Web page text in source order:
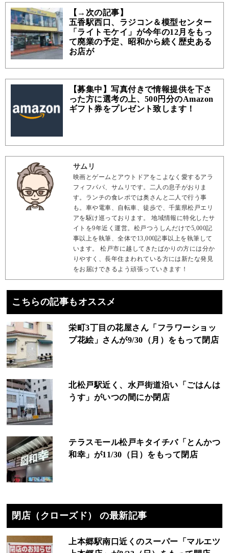
【→次の記事】
五香駅西口、ラジコン＆模型センター
「ライトモケイ」が今年の12月をもっ
て廃業の予定、昭和から続く歴史ある
お店が
【募集中】写真付きで情報提供を下さ
った方に選考の上、500円分のAmazon
ギフト券をプレゼント致します！
サムリ
映画とゲームとアウトドアをこよなく愛するアラ
フィフパパ、サムリです。二人の息子がおりま
す。ランチの食レポでは奥さんと二人で行う事
も。車や電車、自転車、徒歩で、千葉県松戸エリ
アを駆け巡っております。 地域情報に特化したサ
イトを9年近く運営。松戸つうしんだけで5,000記
事以上を執筆、全体で13,000記事以上を執筆して
います。 松戸市に越してきたばかりの方には分か
りやすく、長年住まわれている方には新たな発見
をお届けできるよう頑張っていきます！
こちらの記事もオススメ
栄町3丁目の花屋さん「フラワーショッ
プ花絵」さんが9/30（月）をもって閉店
北松戸駅近く、水戸街道沿い「ごはんは
うす」がいつの間にか閉店
テラスモール松戸キタイチバ「とんかつ
和幸」が11/30（日）をもって閉店
閉店（クローズド） の最新記事
上本郷駅南口近くのスーパー「マルエツ